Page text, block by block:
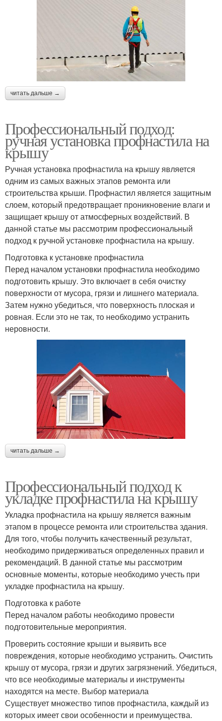
читать дальше →
Профессиональный подход:
ручная установка профнастила на
крышу
Ручная установка профнастила на крышу является
одним из самых важных этапов ремонта или
строительства крыши. Профнастил является защитным
слоем, который предотвращает проникновение влаги и
защищает крышу от атмосферных воздействий. В
данной статье мы рассмотрим профессиональный
подход к ручной установке профнастила на крышу.
Подготовка к установке профнастила
Перед началом установки профнастила необходимо
подготовить крышу. Это включает в себя очистку
поверхности от мусора, грязи и лишнего материала.
Затем нужно убедиться, что поверхность плоская и
ровная. Если это не так, то необходимо устранить
неровности.
читать дальше →
Профессиональный подход к
укладке профнастила на крышу
Укладка профнастила на крышу является важным
этапом в процессе ремонта или строительства здания.
Для того, чтобы получить качественный результат,
необходимо придерживаться определенных правил и
рекомендаций. В данной статье мы рассмотрим
основные моменты, которые необходимо учесть при
укладке профнастила на крышу.
Подготовка к работе
Перед началом работы необходимо провести
подготовительные мероприятия.
Проверить состояние крыши и выявить все
повреждения, которые необходимо устранить. Очистить
крышу от мусора, грязи и других загрязнений. Убедиться,
что все необходимые материалы и инструменты
находятся на месте. Выбор материала
Существует множество типов профнастила, каждый из
которых имеет свои особенности и преимущества.